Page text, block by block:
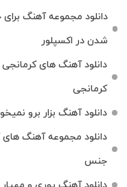
شدن در اکسپلور
دانلود آهنگ‌ های
کرمانجی
دانلود آهنگ بزار برو
دانلود مجموعه آهنگ
جنس